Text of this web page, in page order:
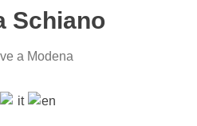
Schiano
a Modena